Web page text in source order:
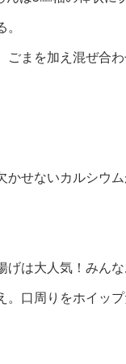
まを加え混ぜ合わ
せないカルシウム
げは大人気！みん
。口周りをホイッ